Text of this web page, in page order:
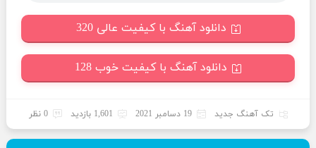
دانلود آهنگ با کیفیت عالی 320
دانلود آهنگ با کیفیت خوب 128
تک آهنگ جدید 19 دسامبر 2021 1,601 بازدید 0 نظر